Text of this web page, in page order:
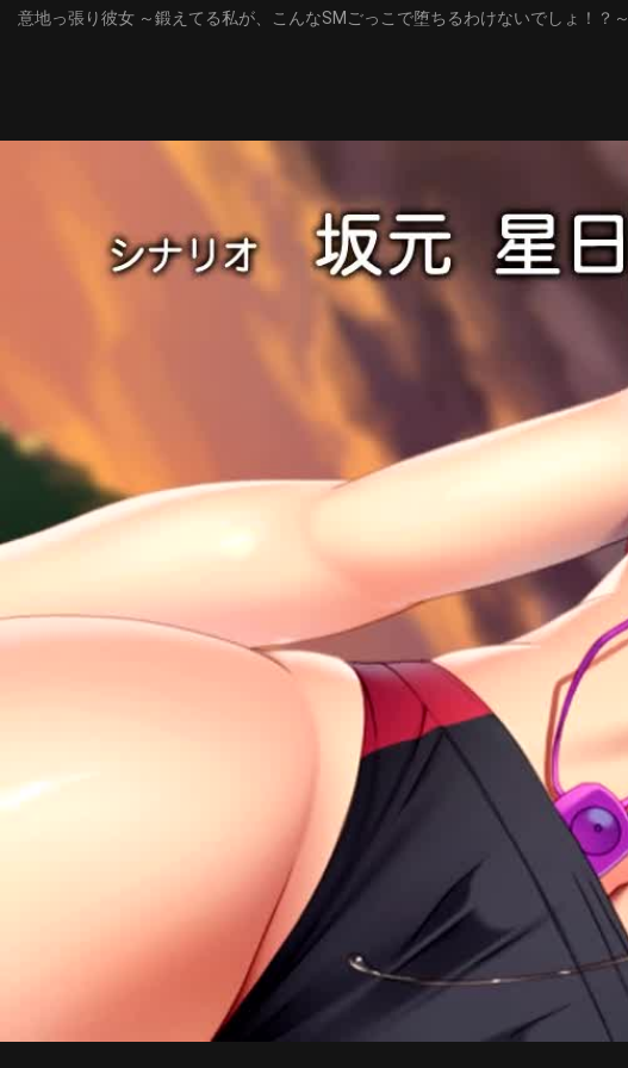
意地っ張り彼女 ～鍛えてる私が、こんなSMごっこで堕ちるわけないでしょ！？～